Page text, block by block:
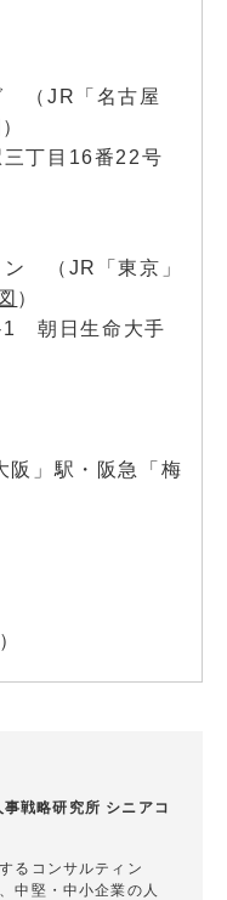
（JR「名古屋
）
丁目16番22号
（JR「東京」
）
1 朝日生命大手
」駅・阪急「梅
事戦略研究所 シニアコ
るコンサルティン
中堅・中小企業の人